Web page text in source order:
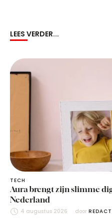
LEES VERDER...
TECH
Aura brengt zijn slimme
Nederland
4 augustus 2026 door